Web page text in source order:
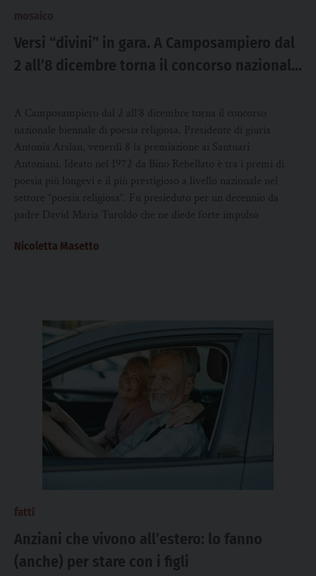
Versi “divini” in gara. A Camposampiero dal
2 all’8 dicembre torna il concorso nazionale
A Camposampiero dal 2 all’8 dicembre torna il concorso
nazionale biennale di poesia religiosa. Presidente di giuria
Antonia Arslan, venerdì 8 la premiazione ai Santuari
Antoniani. Ideato nel 1972 da Bino Rebellato è tra i premi di
poesia più longevi e il più prestigioso a livello nazionale nel
settore “poesia religiosa”. Fu presieduto per un decennio da
padre David Maria Turoldo che ne diede forte impulso
Nicoletta Masetto
fatti
Anziani che vivono all’estero: lo fanno
(anche) per stare con i figli